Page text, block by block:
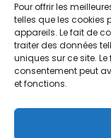
Pour offrir les
telles que les
appareils. Le fait de
traiter des données
uniques sur ce site.
consentement peut
et fonctions.